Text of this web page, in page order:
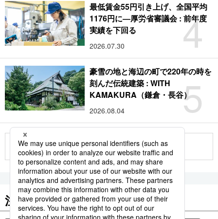
4
最低賃金55円引き上げ、全国平均
1176円に―厚労省審議会 : 前年度
実績を下回る
2026.07.30
5
豪雪の地と海辺の町で220年の時を
刻んだ伝統建築 : WITH
KAMAKURA（鎌倉・長谷）
2026.08.04
もっと見る
注目のキーワード